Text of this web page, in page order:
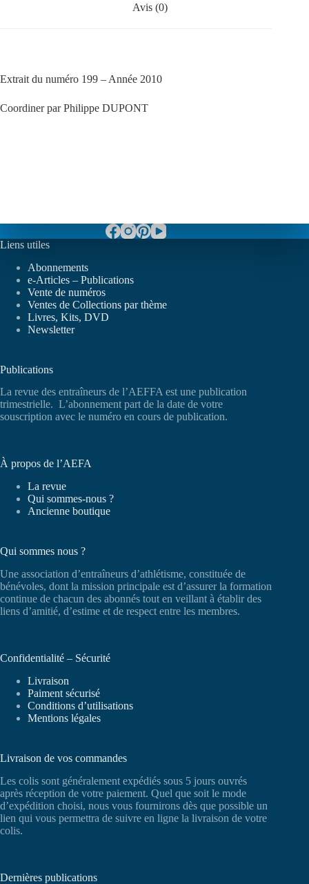
Avis (0)
Extrait du numéro 199 – Année 2010
Coordiner par Philippe DUPONT
Liens utiles
Abonnements
e-Articles – Publications
Vente de numéros
Ventes de Collections par thème
Livres, Kits, DVD
Newsletter
Publications
La revue des entraîneurs de l’AEFFA est une publication
trimestrielle. L’abonnement part de la date de votre
souscription avec le numéro en cours de publication.
À propos de l’AEFA
La revue
Qui sommes-nous ?
Ancienne boutique
Qui sommes nous ?
Une association d’entraîneurs d’athlétisme, constituée de
bénévoles, dont la mission principale est d’assurer la formation
continue de chacun des abonnés tout en veillant à établir des
liens d’amitié, d’estime et de respect entre les membres.
Confidentialité – Sécurité
Livraison
Paiment sécurisé
Conditions d’utilisations
Mentions légales
Livraison de vos commandes
Les colis sont généralement expédiés sous 5 jours ouvrés
après réception de votre paiement. Quel que soit le mode
d’expédition choisi, nous vous fournirons dès que possible un
lien qui vous permettra de suivre en ligne la livraison de votre
colis.
Dernières publications